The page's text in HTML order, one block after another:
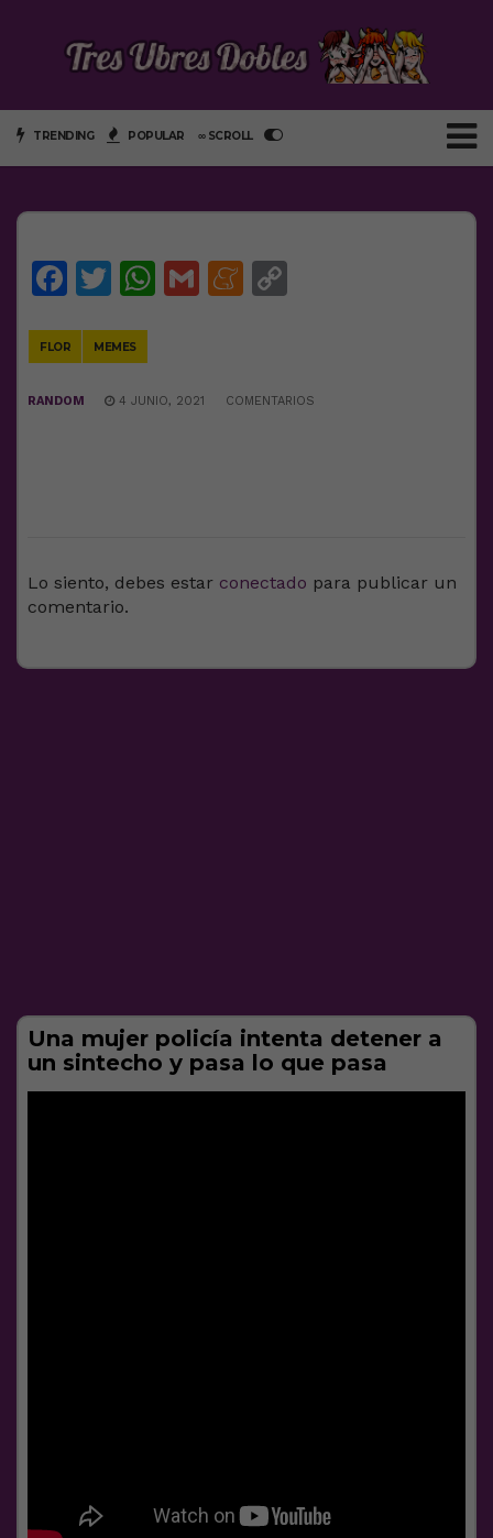
TRENDING POPULAR ∞ SCROLL
Facebook
Twitter
WhatsApp
GmailMeneame
FLOR MEMES
RANDOM 4 JUNIO, 2021 COMENTARIOS
Lo siento, debes estar conectado para publicar un
comentario.
Una mujer policía intenta detener a
un sintecho y pasa lo que pasa